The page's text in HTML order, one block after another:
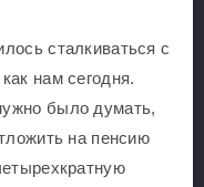
сталкиваться с
нам сегодня.
было думать,
на пенсию